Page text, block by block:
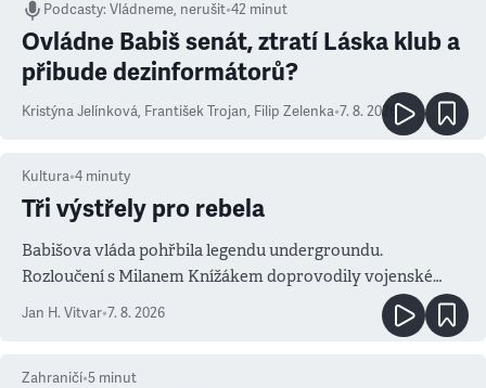
Podcasty:Vládneme, nerušit•42 minut
Ovládne Babiš senát, ztratí Láska klub a
přibude dezinformátorů?
Kristýna Jelínková, František Trojan, Filip Zelenka•7. 8. 2026
Kultura•4 minuty
Tři výstřely pro rebela
Babišova vláda pohřbila legendu undergroundu.
Rozloučení s Milanem Knížákem doprovodily vojenské
salvy i kritika pokrokářů
Jan H. Vitvar•7. 8. 2026
Zahraničí•5 minut